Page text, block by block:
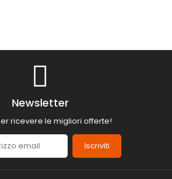
Newsletter
ricevere le migliori offerte!
Iscriviti